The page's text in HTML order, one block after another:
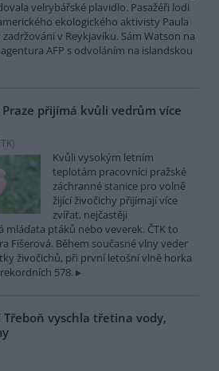
velrybářské plavidlo. Pasažéři lodi
ekologického aktivisty Paula
v Reykjavíku. Sám Watson na
AFP s odvoláním na islandskou
přijímá kvůli vedrům více
)
Kvůli vysokým letním
teplotám pracovníci pražské
záchranné stanice pro volně
žijící živočichy přijímají více
zvířat, nejčastěji
mláďata ptáků nebo veverek. ČTK to
Fišerová. Během současné vlny veder
živočichů, při první letošní vlně horka
578.
vyschla třetina vody,